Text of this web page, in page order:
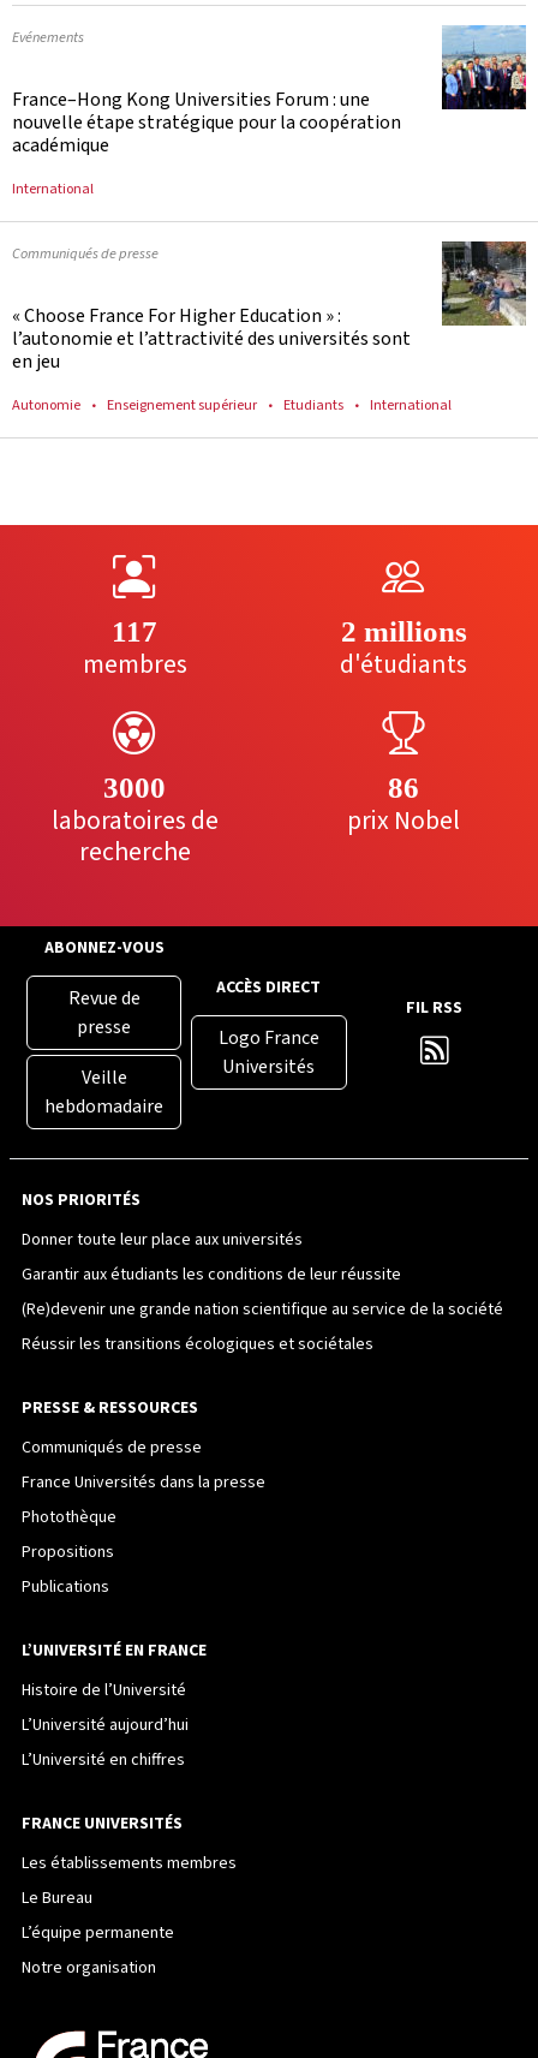
Evénements
France–Hong Kong Universities Forum : une
nouvelle étape stratégique pour la coopération
académique
International
Communiqués de presse
« Choose France For Higher Education » :
l’autonomie et l’attractivité des universités sont
en jeu
Autonomie Enseignement supérieur Etudiants International
117
membres
2 millions
d'étudiants
3000
laboratoires de
recherche
86
prix Nobel
ABONNEZ-VOUS
Revue de
presse
Veille
hebdomadaire
ACCÈS DIRECT
Logo France
Universités
FIL RSS
NOS PRIORITÉS
Donner toute leur place aux universités
Garantir aux étudiants les conditions de leur réussite
(Re)devenir une grande nation scientifique au service de la société
Réussir les transitions écologiques et sociétales
PRESSE & RESSOURCES
Communiqués de presse
France Universités dans la presse
Photothèque
Propositions
Publications
L’UNIVERSITÉ EN FRANCE
Histoire de l’Université
L’Université aujourd’hui
L’Université en chiffres
FRANCE UNIVERSITÉS
Les établissements membres
Le Bureau
L’équipe permanente
Notre organisation